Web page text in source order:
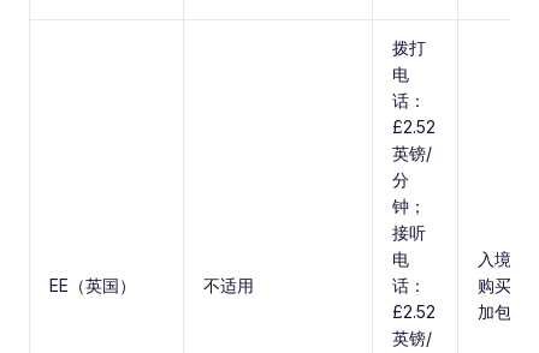
EE（英国） 不适用
拨打
电
话：
£2.52
英镑/
分
钟；
接听
电
话：
£2.52
英镑/
入境后
购买流
加包